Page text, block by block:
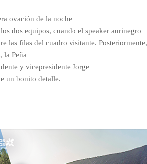
ovación de la noche
dos equipos, cuando el speaker aurinegro
las filas del cuadro visitante. Posteriormente,
la Peña
y vicepresidente Jorge
un bonito detalle.